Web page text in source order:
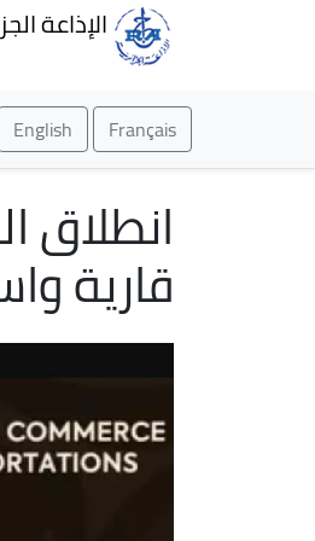
الإذاعة
Français
English
انطلاق
قارية